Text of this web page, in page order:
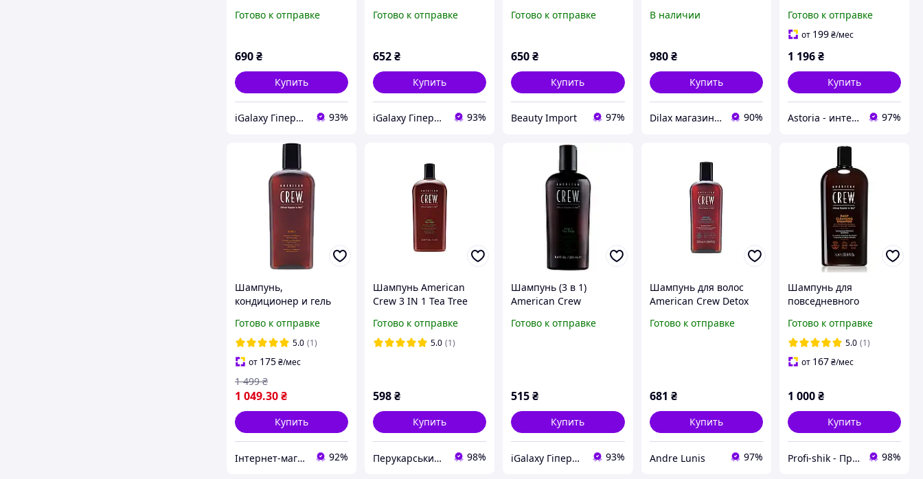
250 мл 738678001585
Готово к отправке
690₴
Купить
iGalaxy Гіпермаркет подарунків 93%
Boost 250 мл
Готово к отправке
652₴
Купить
iGalaxy Гіпермаркет подарунків 93%
American Crew Daily
Готово к отправке
650₴
Купить
Beauty Import 97%
Shampoo 450 мл для
нормальных волос
В наличии
980 ₴
Купить
Dilax магазин брендовых детских игрушек и товаров для родителей. 90%
глубокое очищение и
свежесть Американ
Готово к отправке
от 199₴/мес
1 196₴
Купить
Astoria - интернет-магазин косметики и парфюмерии 97%
Шампунь,
кондиционер и гель
American Crew 450 мл
Готово к отправке
5.0 (1)
от 175₴/мес
1 049.30₴
1 499 ₴
Купить
Інтернет-магазин "Економія" 92%
Шампунь American
Crew 3 IN 1 Tea Tree
Готово к отправке
5.0 (1)
598₴
Купить
Перукарський Рай 98%
Шампунь (3 в 1)
American Crew
Кондиционер и Body
Готово к отправке
515₴
Купить
iGalaxy Гіпермаркет подарунків 93%
Шампунь для волос
American Crew Detox
Готово к отправке
681 ₴
Купить
Andre Lunis 97%
Шампунь для
повседневного
American Crew Daily
Cleansing Shampoo
1000 мл
Готово к отправке
5.0 (1)
от 167₴/мес
1 000₴
Купить
Profi-shik - Професійна косметика 98%